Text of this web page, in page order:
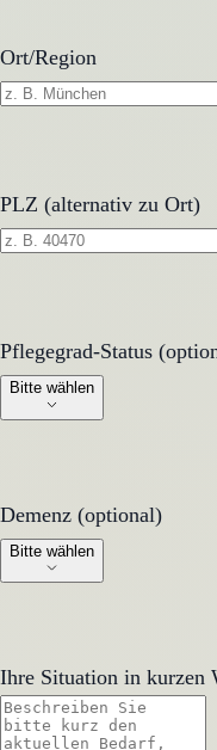
Ort/Region
PLZ (alternativ zu Ort)
Pflegegrad-Status
Pflegegrad-Status
Bitte wählen
Demenz (optional)
Demenz (optional)
Bitte wählen
Ihre Situation in kurzen